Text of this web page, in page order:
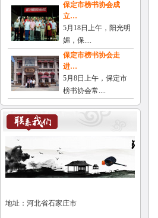
保定市榜书协会成
立…
5月18日上午，阳光明
媚，保....
保定市榜书协会走
进…
5月8日上午，保定市
榜书协会常....
地址：河北省石家庄市